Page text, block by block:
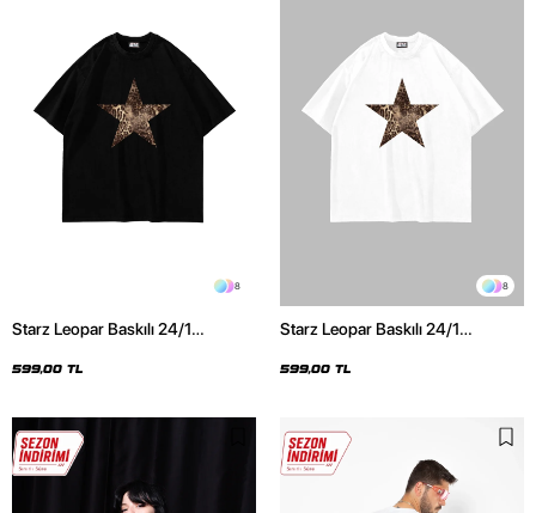
8
Starz Leopar Baskılı 24/1
599,00 TL
8
Starz Leopar Baskılı 24/1
599,00 TL